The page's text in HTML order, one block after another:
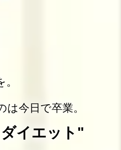
今日で卒業。
イエット"